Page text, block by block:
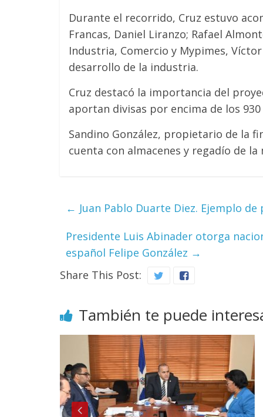
Durante el recorrido, Cruz estuvo
Francas, Daniel Liranzo; Rafael
Industria, Comercio y Mypimes,
desarrollo de la industria.
Cruz destacó la importancia del
aportan divisas por encima de los
Sandino González, propietario de la
cuenta con almacenes y regadío de
← Juan Pablo Duarte Diez. Ejemplo
Presidente Luis Abinader otorga
español Felipe González →
Share This Post:
También te puede